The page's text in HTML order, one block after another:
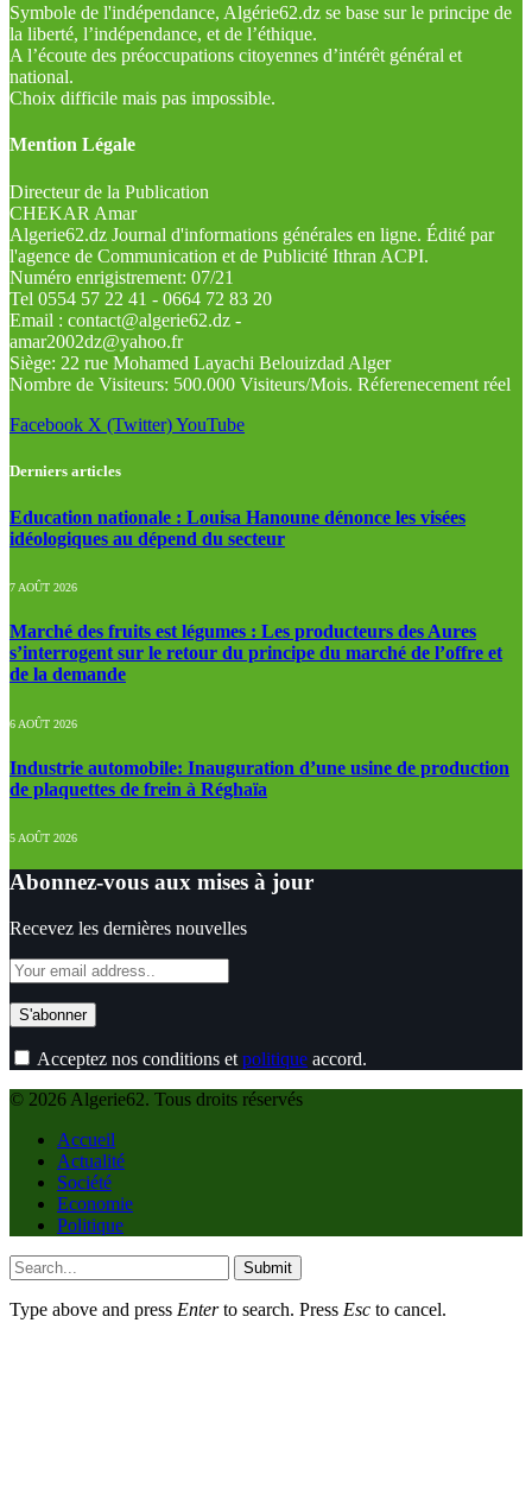
Symbole de l'indépendance, Algérie62.dz se base sur le principe de
la liberté, l’indépendance, et de l’éthique.
A l’écoute des préoccupations citoyennes d’intérêt général et
national.
Choix difficile mais pas impossible.
Mention Légale
Directeur de la Publication
CHEKAR Amar
Algerie62.dz Journal d'informations générales en ligne. Édité par
l'agence de Communication et de Publicité Ithran ACPI.
Numéro enrigistrement: 07/21
Tel 0554 57 22 41 - 0664 72 83 20
Email : contact@algerie62.dz -
amar2002dz@yahoo.fr
Siège: 22 rue Mohamed Layachi Belouizdad Alger
Nombre de Visiteurs: 500.000 Visiteurs/Mois. Réferenecement réel
Facebook X (Twitter)YouTube
Derniers articles
Education nationale : Louisa Hanoune dénonce les visées
idéologiques au dépend du secteur
7 AOÛT 2026
Marché des fruits est légumes : Les producteurs des Aures
s’interrogent sur le retour du principe du marché de l’offre et
de la demande
6 AOÛT 2026
Industrie automobile: Inauguration d’une usine de production
de plaquettes de frein à Réghaïa
5 AOÛT 2026
Abonnez-vous aux mises à jour
Recevez les dernières nouvelles
Acceptez nos conditions et politique accord.
© 2026 Algerie62. Tous droits réservés
Accueil
Actualité
Société
Economie
Politique
Submit
Type above and press Enterto search. Press Esc to cancel.